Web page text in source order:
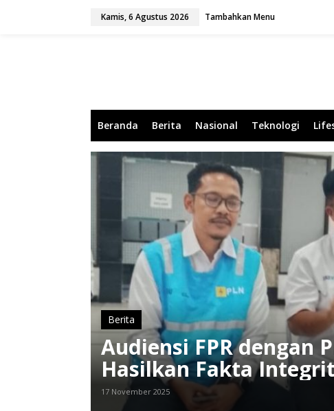
Kamis, 6 Agustus 2026 Tambahkan Menu
Beranda Berita Nasional Teknologi
Berita
Audiensi FPR dengan
Hasilkan Fakta
Kepulauan Raas
17 November 2025